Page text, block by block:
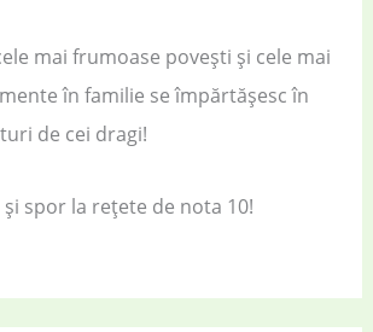
mai frumoase povești și cele mai
în familie se împărtășesc în
de cei dragi!
spor la rețete de nota 10!